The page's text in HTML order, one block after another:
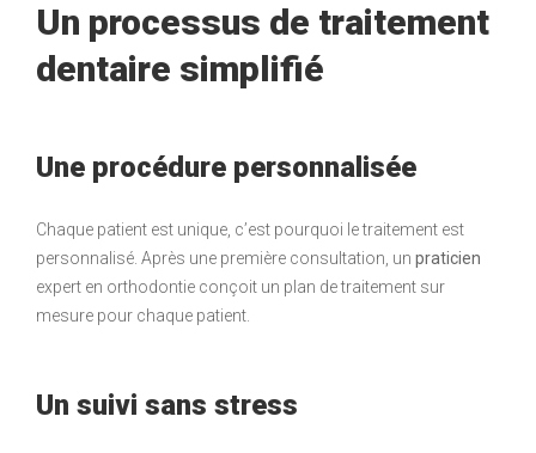
Un processus de traitement
dentaire simplifié
Une procédure personnalisée
Chaque patient est unique, c’est pourquoi le traitement est
personnalisé. Après une première consultation, un praticien
expert en orthodontie conçoit un plan de traitement sur
mesure pour chaque patient.
Un suivi sans stress